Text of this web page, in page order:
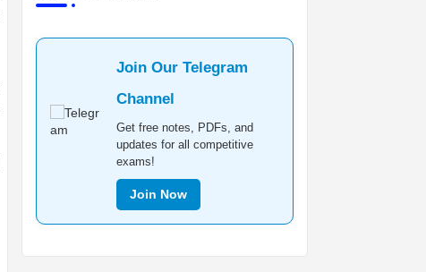
Join Our Telegram
Channel
Get free notes, PDFs, and
updates for all competitive
exams!
Join Now